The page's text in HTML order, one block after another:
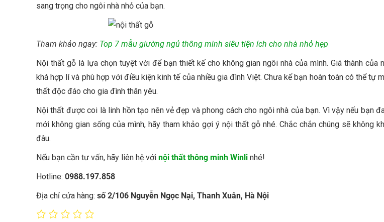
sang trọng cho ngôi nhà nhỏ của bạn.
Tham khảo ngay: Top 7 mẫu giường ngủ thông minh siêu tiện ích cho nhà nhỏ hẹp
Nội thất gỗ là lựa chọn tuyệt vời để bạn thiết kế cho không gian ngôi nhà của mình. Giá thành
khá hợp lí và phù hợp với điều kiện kinh tế của nhiều gia đình Việt. Chưa kể bạn hoàn toàn có thể tự
thất độc đáo cho gia đình thân yêu.
Nội thất được coi là linh hồn tạo nên vẻ đẹp và phong cách cho ngôi nhà của bạn. Vì vậy nếu bạn
mới không gian sống của mình, hãy tham khảo gợi ý nội thất gỗ nhé. Chắc chắn chúng sẽ không
đâu.
Nếu bạn cần tư vấn, hãy liên hệ với nội thất thông minh Winli nhé!
Hotline: 0988.197.858
Địa chỉ cửa hàng: số 2/106 Nguyễn Ngọc Nại, Thanh Xuân, Hà Nội